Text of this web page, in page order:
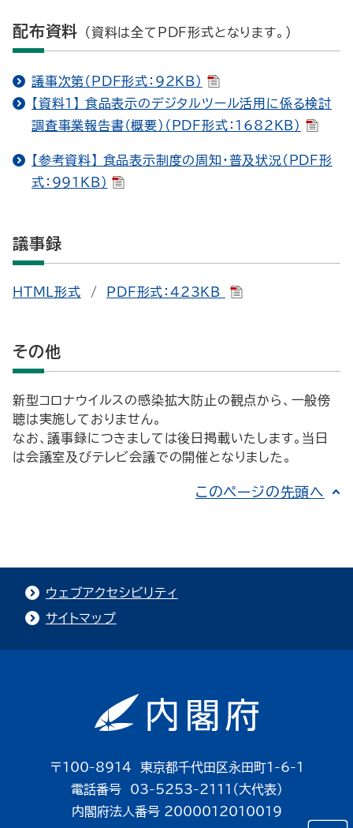
配布資料 （資料は全てPDF形式となります。）
議事次第（PDF形式：92KB）
【資料１】 食品表示のデジタルツール活用に係る検討
調査事業報告書（概要）（PDF形式：1682KB）
【参考資料】 食品表示制度の周知・普及状況（PDF形
式：991KB）
議事録
HTML形式 / PDF形式：423KB
その他
新型コロナウイルスの感染拡大防止の観点から、一般傍
聴は実施しておりません。
なお、議事録につきましては後日掲載いたします。当日
は会議室及びテレビ会議での開催となりました。
このページの先頭へ
ウェブアクセシビリティ
サイトマップ
〒100-8914 東京都千代田区永田町1-6-1
電話番号 03-5253-2111（大代表）
内閣府法人番号 2000012010019